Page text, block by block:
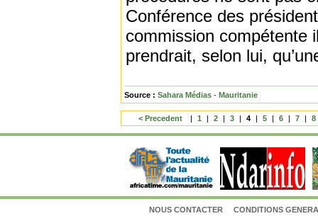
Conférence des
commission compétente
prendrait, selon lui,
Source : Sahara Médias - Mauritanie
< Precedent | 1 | 2 | 3 | 4 | 5 | 6 | 7 | 8
NOUS CONTACTER CONDITIONS